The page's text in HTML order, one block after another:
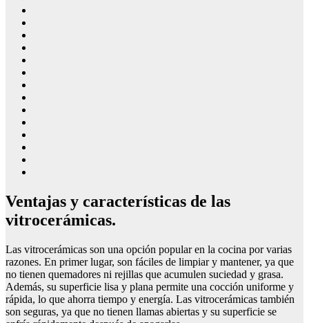
Ventajas y características de las
vitrocerámicas.
Las vitrocerámicas son una opción popular en la cocina por varias
razones. En primer lugar, son fáciles de limpiar y mantener, ya que
no tienen quemadores ni rejillas que acumulen suciedad y grasa.
Además, su superficie lisa y plana permite una cocción uniforme y
rápida, lo que ahorra tiempo y energía. Las vitrocerámicas también
son seguras, ya que no tienen llamas abiertas y su superficie se